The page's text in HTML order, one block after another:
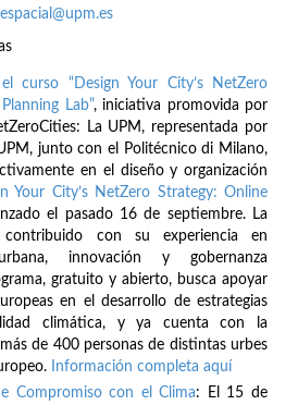
curso “Design Your City’s NetZero
Lab”, iniciativa promovida por
La UPM, representada por
junto con el Politécnico di Milano,
en el diseño y organización
Your City’s NetZero Strategy: Online
el pasado 16 de septiembre. La
contribuido con su experiencia en
innovación y gobernanza
gratuito y abierto, busca apoyar
en el desarrollo de estrategias
climática, y ya cuenta con la
de 400 personas de distintas urbes
Información completa aquí
Compromiso con el Clima: El 15 de